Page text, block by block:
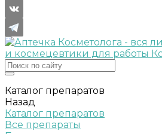
Каталог препаратов
Назад
Каталог препаратов
Все препараты